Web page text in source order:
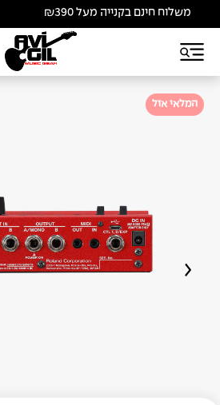
משלוח חינם בקנייה מעל ₪390
המלאי אזל